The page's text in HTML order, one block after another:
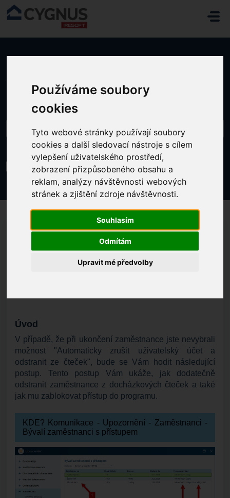
Používáme soubory
cookies
Tyto webové stránky používají soubory
cookies a další sledovací nástroje s cílem
vylepšení uživatelského prostředí,
zobrazení přizpůsobeného obsahu a
reklam, analýzy návštěvnosti webových
stránek a zjištění zdroje návštěvnosti.
Souhlasím
Odmítám
Upravit mé předvolby
Přeskočit na hlavní obsah
Bývalí zaměstnanci s přístupem
Změněno dne Pá, 27 Září, 2024 v 12:13 ODPOLEDNE
OBSAH
Úvod
Identifikační údaje
Úvod
V případě, že při ukončení zaměstnance jste nevybrali
možnost "Automaticky zrušit uživatelský účet a
odstranit ze čteček", bude se Vám hodit následující
postup. Tento postup Vám ukáže, jak dodatečně
odstranit zaměstnance z docházkových čteček a také
jak mu zablokovat přístup do programu.
KDE? Komunikace - Upozornění - Zaměstnanci -
Bývalí zaměstnanci s přístupem